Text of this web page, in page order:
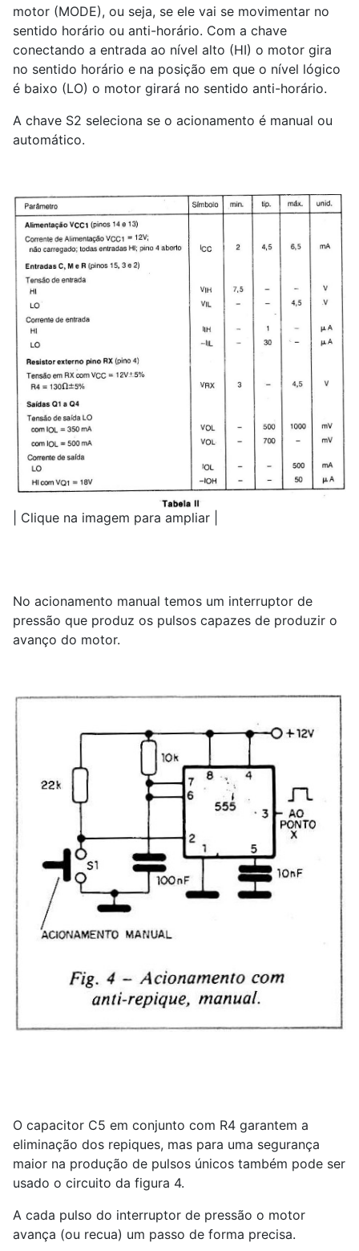
motor (MODE), ou seja, se ele vai se movimentar no
sentido horário ou anti-horário. Com a chave
conectando a entrada ao nível alto (HI) o motor gira
no sentido horário e na posição em que o nível lógico
é baixo (LO) o motor girará no sentido anti-horário.
A chave S2 seleciona se o acionamento é manual ou
automático.
| Clique na imagem para ampliar |
No acionamento manual temos um interruptor de
pressão que produz os pulsos capazes de produzir o
avanço do motor.
O capacitor C5 em conjunto com R4 garantem a
eliminação dos repiques, mas para uma segurança
maior na produção de pulsos únicos também pode ser
usado o circuito da figura 4.
A cada pulso do interruptor de pressão o motor
avança (ou recua) um passo de forma precisa.